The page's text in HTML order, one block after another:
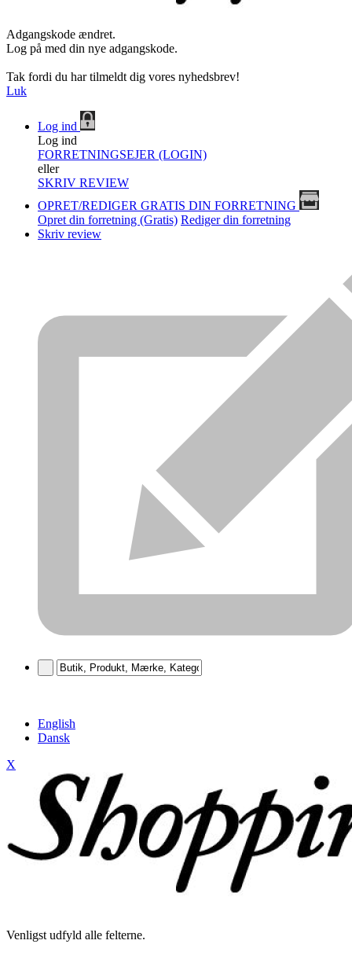
Adgangskode ændret.
Log på med din nye adgangskode.
Tak fordi du har tilmeldt dig vores nyhedsbrev!
Luk
Log ind
Log ind
FORRETNINGSEJER (LOGIN)
eller
SKRIV REVIEW
OPRET/REDIGER GRATIS DIN FORRETNING
Opret din forretning (Gratis) Rediger din forretning
Skriv review
English
Dansk
X
Venligst udfyld alle felterne.